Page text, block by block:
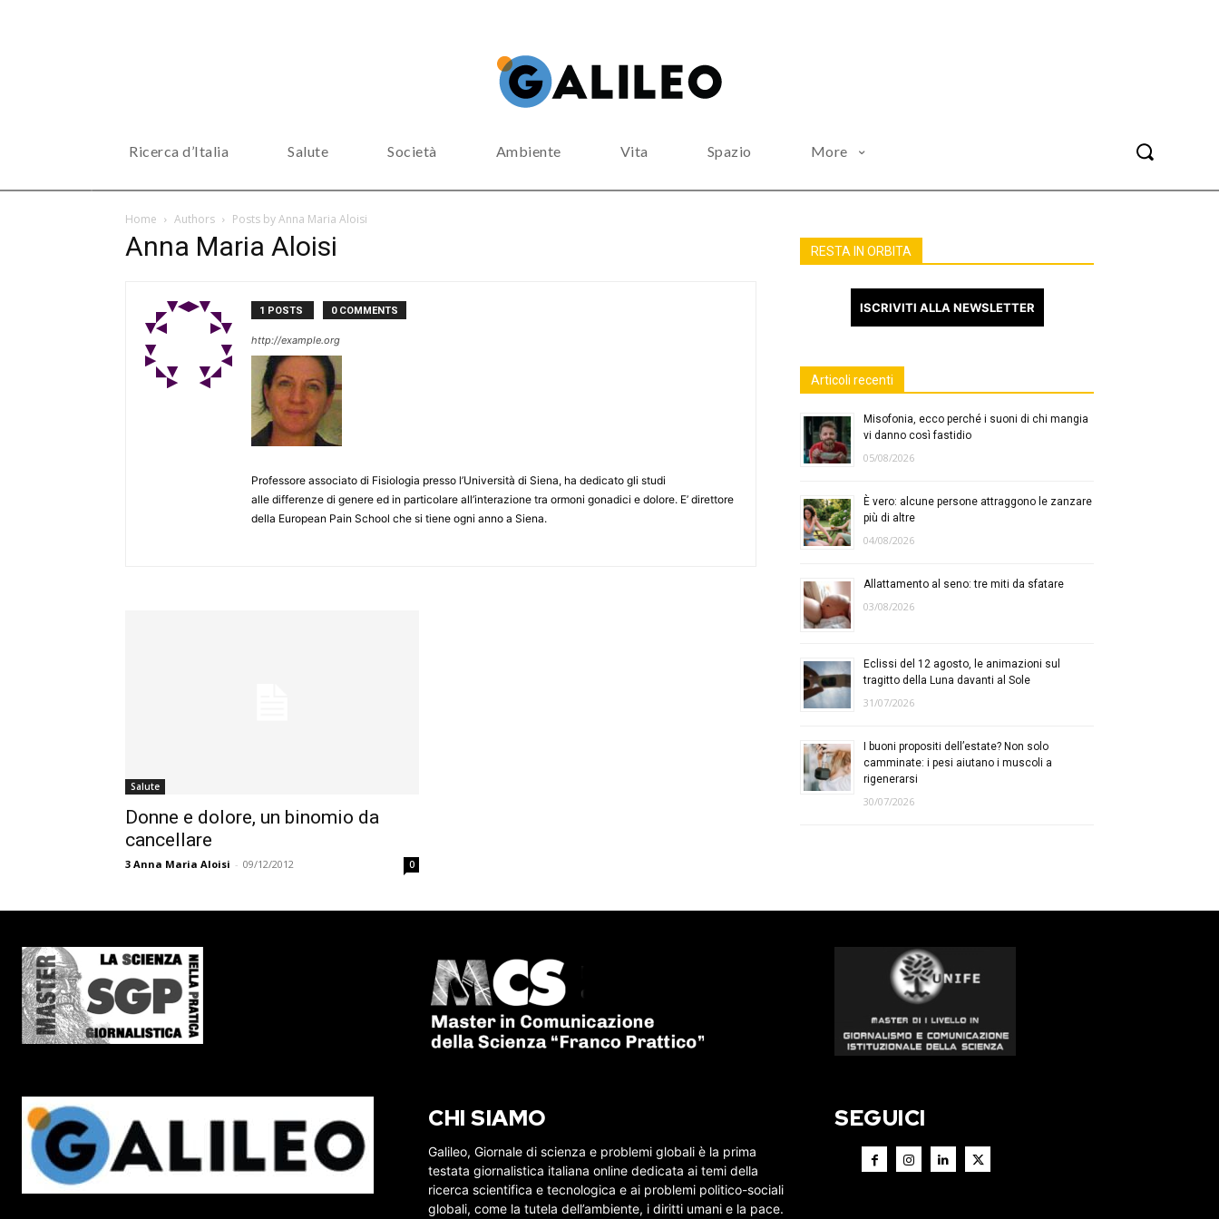
Ricerca d’Italia Salute Società Ambiente Vita Spazio More
Home Authors Posts by Anna Maria Aloisi
Anna Maria Aloisi
1 POSTS 0 COMMENTS
http://example.org
Professore associato di Fisiologia presso l’Università di Siena, ha dedicato gli studi
alle differenze di genere ed in particolare all’interazione tra ormoni gonadici e dolore. E’ direttore
della European Pain School che si tiene ogni anno a Siena.
Salute
Donne e dolore, un binomio da
cancellare
3 Anna Maria Aloisi - 09/12/2012 0
RESTA IN ORBITA
ISCRIVITI ALLA NEWSLETTER
Articoli recenti
Misofonia, ecco perché i suoni di chi mangia
vi danno così fastidio
05/08/2026
È vero: alcune persone attraggono le zanzare
più di altre
04/08/2026
Allattamento al seno: tre miti da sfatare
03/08/2026
Eclissi del 12 agosto, le animazioni sul
tragitto della Luna davanti al Sole
31/07/2026
I buoni propositi dell’estate? Non solo
camminate: i pesi aiutano i muscoli a
rigenerarsi
30/07/2026
CHI SIAMO
Galileo, Giornale di scienza e problemi globali è la prima
testata giornalistica italiana online dedicata ai temi della
ricerca scientifica e tecnologica e ai problemi politico-sociali
globali, come la tutela dell’ambiente, i diritti umani e la pace.
SEGUICI